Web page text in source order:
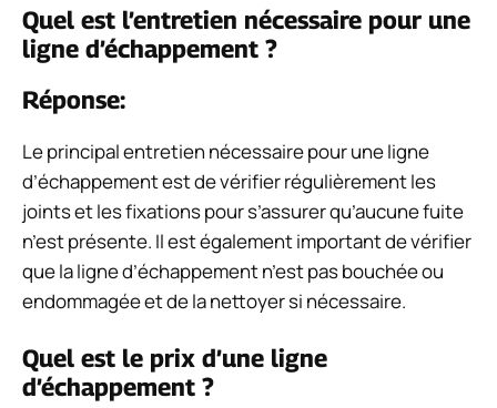
Quel est l’entretien nécessaire pour une
ligne d’échappement ?
Réponse:
Le principal entretien nécessaire pour une ligne
d’échappement est de vérifier régulièrement les
joints et les fixations pour s’assurer qu’aucune fuite
n’est présente. Il est également important de vérifier
que la ligne d’échappement n’est pas bouchée ou
endommagée et de la nettoyer si nécessaire.
Quel est le prix d’une ligne
d’échappement ?